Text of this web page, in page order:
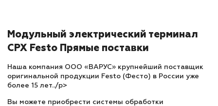
Модульный электрический терминал
СРХ Festo Прямые поставки
Наша компания ООО «ВАРУС» крупнейший поставщик
оригинальной продукции Festo (Фесто) в России уже
более 15 лет../p>
Вы можете приобрести системы обработки